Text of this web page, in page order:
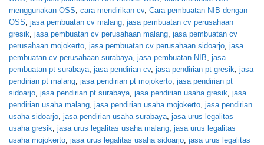
menggunakan OSS cara mendirikan cv, Cara pembuatan NIB dengan
OSS jasa pembuatan cv malang jasa pembuatan cv perusahaan
gresik jasa pembuatan cv perusahaan malang jasa pembuatan cv
perusahaan mojokerto jasa pembuatan cv perusahaan sidoarjo jasa
pembuatan cv perusahaan surabaya jasa pembuatan NIB jasa
pembuatan pt surabaya jasa pendirian cv, jasa pendirian pt gresik jasa
pendirian pt malang jasa pendirian pt mojokerto jasa pendirian pt
sidoarjo jasa pendirian pt surabaya jasa pendirian usaha gresik jasa
pendirian usaha malang jasa pendirian usaha mojokerto jasa pendirian
usaha sidoarjo jasa pendirian usaha surabaya jasa urus legalitas
usaha gresik jasa urus legalitas usaha malang jasa urus legalitas
usaha mojokerto jasa urus legalitas usaha sidoarjo jasa urus legalitas